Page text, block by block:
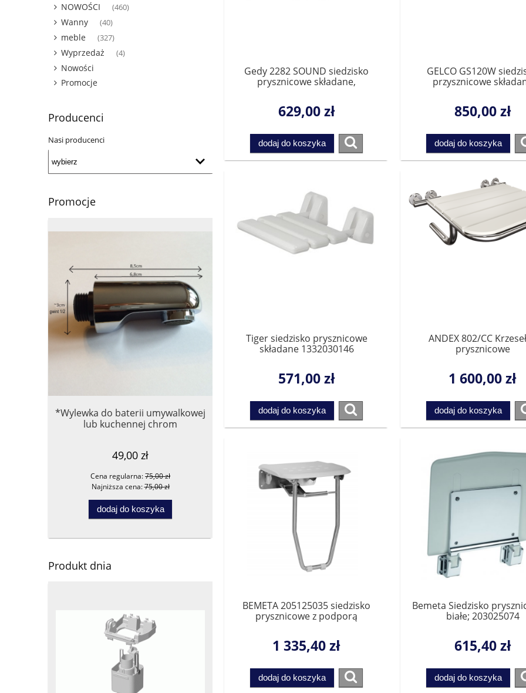
NOWOŚCI (460)
Wanny (40)
meble (327)
Wyprzedaż (4)
Nowości
Promocje
Producenci
Nasi producenci
Promocje
*Wylewka do baterii umywalkowej
lub kuchennej chrom
49,00 zł
Cena regularna:75,00 zł
Najniższa cena:75,00 zł
dodaj do koszyka
***Tiger Noon dozownik do mydła
mały czarny wiszący 1320830746
Cena regularna:178,00 zł
Najniższa cena:178,00 zł
*Omnires MP60930GL
PROJECT półka szklana złoty
287,00 zł
Cena regularna:
Najniższa cena:78,00 zł
dodaj do koszyka
Produkt dnia
Gedy 2282 SOUND siedzisko
prysznicowe składane,
629,00 zł
dodaj do koszyka
GELCO GS120W
przysznicowe
850,00 zł
dodaj do koszyka
Tiger siedzisko prysznicowe
składane 1332030146
571,00 zł
dodaj do koszyka
ANDEX 802/CC
prysznicowe
1 600,00 zł
dodaj do koszyka
BEMETA 205125035 siedzisko
prysznicowe z podporą
1 335,40 zł
dodaj do koszyka
Bemeta Siedzisko
białe; 203025074
615,40 zł
dodaj do koszyka